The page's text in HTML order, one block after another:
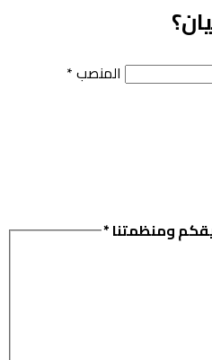
المنصب*
ومنظمتنا*